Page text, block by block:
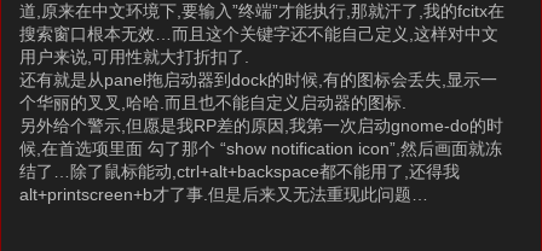
道,原来在中文环境下,要输入”终端”才能执行,那就汗了,我的fcitx在
搜索窗口根本无效…而且这个关键字还不能自己定义,这样对中文
用户来说,可用性就大打折扣了.
还有就是从panel拖启动器到dock的时候,有的图标会丢失,显示一
个华丽的叉叉,哈哈.而且也不能自定义启动器的图标.
另外给个警示,但愿是我RP差的原因,我第一次启动gnome-do的时
候,在首选项里面 勾了那个 “show notification icon”,然后画面就冻
结了…除了鼠标能动,ctrl+alt+backspace都不能用了,还得我
alt+printscreen+b才了事.但是后来又无法重现此问题…